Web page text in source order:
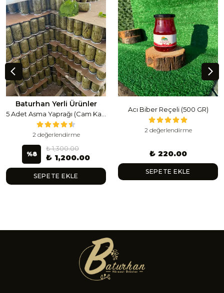
Baturhan Yerli Ürünler
2 değerlendirme
%8
₺ 1,300.00
₺ 1,200.00
SEPETE EKLE
Acı Biber Reçeli (500 GR)
2 değerlendirme
₺ 220.00
SEPETE EKLE